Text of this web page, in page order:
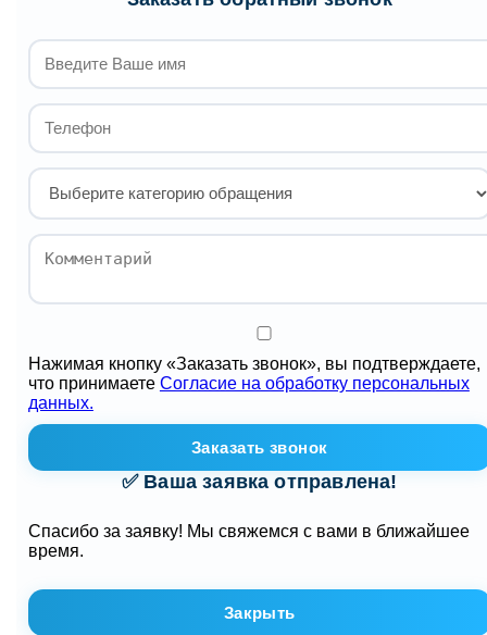
Нажимая кнопку «Заказать звонок», вы подтверждаете,
что принимаетеСогласие на обработку персональных
данных.
Заказать звонок
✅ Ваша заявка отправлена!
Спасибо за заявку! Мы свяжемся с вами в ближайшее
время.
Закрыть